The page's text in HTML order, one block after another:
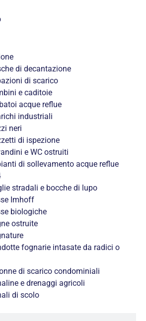
di decantazione
di scarico
e caditoie
acque reflue
industriali
neri
di ispezione
e WC ostruiti
di sollevamento acque reflue
stradali e bocche di lupo
Imhoff
biologiche
ostruite
fognarie intasate da radici o
di scarico condominiali
e drenaggi agricoli
di scolo